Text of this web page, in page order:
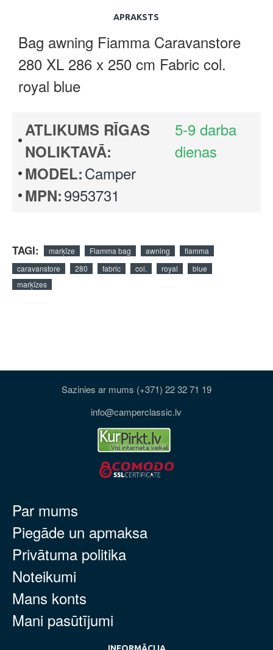
APRAKSTS
Bag awning Fiamma Caravanstore
280 XL 286 x 250 cm Fabric col.
royal blue
ATLIKUMS RĪGAS
NOLIKTAVĀ:
5-9 darba
dienas
MODEL:Camper
MPN:9953731
TAGI: marķīze Fiamma bag awning
fiamma
caravanstore
280 fabric col. royal
blue
marķīzes
Sazinies ar mums (+371) 22 32 71 19
info@camperclassic.lv
Par mums
Piegāde un apmaksa
Privātuma politika
Noteikumi
Mans konts
Mani pasūtījumi